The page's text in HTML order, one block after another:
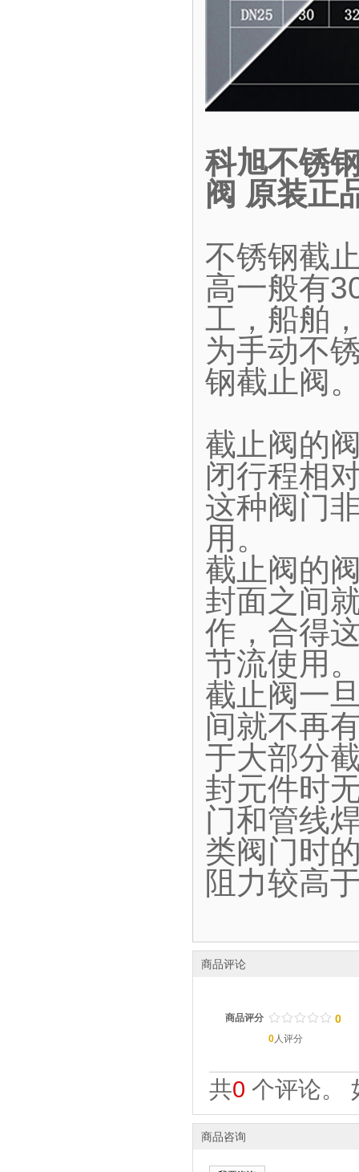
科旭不锈
阀 原装正
不锈钢截
高一般有
工，船舶
为手动不
钢截止阀
截止阀的
闭行程相
这种阀门
用。
截止阀的
封面之间
作，合得
节流使用
截止阀一
间就不再
于大部分
封元件时
门和管线
类阀门时
阻力较高
商品评论
商品评分 / / / / /
. . . . . 0
0人评分
共0 个评论。
商品咨询